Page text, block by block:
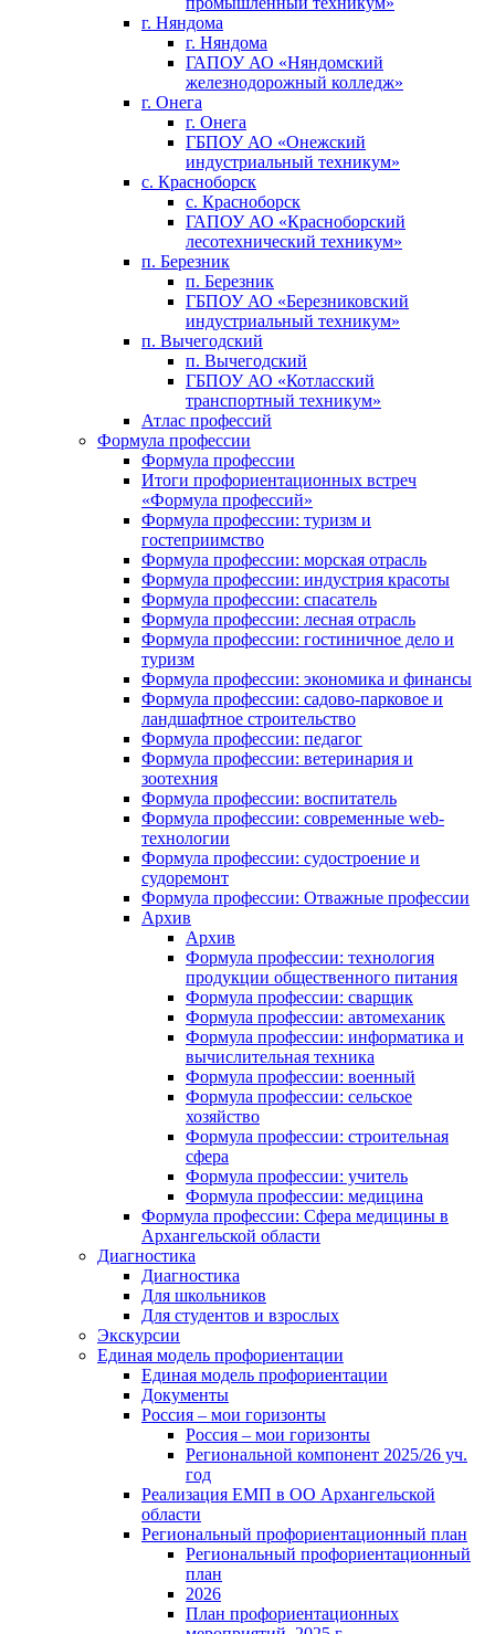
г. Няндома
г. Няндома
ГАПОУ АО «Няндомский
железнодорожный колледж»
г. Онега
г. Онега
ГБПОУ АО «Онежский
индустриальный техникум»
с. Красноборск
с. Красноборск
ГАПОУ АО «Красноборский
лесотехнический техникум»
п. Березник
п. Березник
ГБПОУ АО «Березниковский
индустриальный техникум»
п. Вычегодский
п. Вычегодский
ГБПОУ АО «Котласский
транспортный техникум»
Атлас профессий
Формула профессии
Формула профессии
Итоги профориентационных встреч
«Формула профессий»
Формула профессии: туризм и
гостеприимство
Формула профессии: морская отрасль
Формула профессии: индустрия красоты
Формула профессии: спасатель
Формула профессии: лесная отрасль
Формула профессии: гостиничное дело и
туризм
Формула профессии: экономика и финансы
Формула профессии: садово-парковое и
ландшафтное строительство
Формула профессии: педагог
Формула профессии: ветеринария и
зоотехния
Формула профессии: воспитатель
Формула профессии: современные web-
технологии
Формула профессии: судостроение и
судоремонт
Формула профессии: Отважные профессии
Архив
Архив
Формула профессии: технология
продукции общественного питания
Формула профессии: сварщик
Формула профессии: автомеханик
Формула профессии: информатика и
вычислительная техника
Формула профессии: военный
Формула профессии: сельское
хозяйство
Формула профессии: строительная
сфера
Формула профессии: учитель
Формула профессии: медицина
Формула профессии: Сфера медицины в
Архангельской области
Диагностика
Диагностика
Для школьников
Для студентов и взрослых
Экскурсии
Единая модель профориентации
Единая модель профориентации
Документы
Россия – мои горизонты
Россия – мои горизонты
Региональной компонент 2025/26 уч.
год
Реализация ЕМП в ОО Архангельской
области
Региональный профориентационный план
Региональный профориентационный
план
2026
План профориентационных